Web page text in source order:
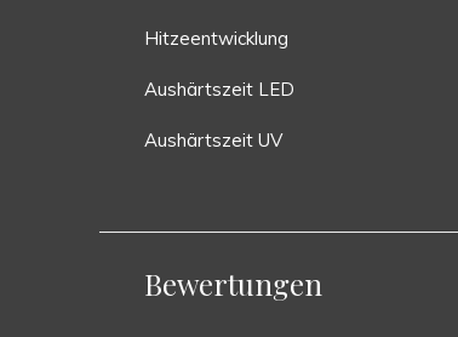
Hitzeentwicklung
Aushärtszeit LED
Aushärtszeit UV
Bewertungen